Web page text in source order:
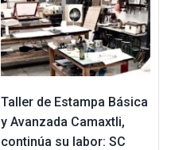
Taller de Estampa Básica
y Avanzada Camaxtli,
continúa su labor: SC